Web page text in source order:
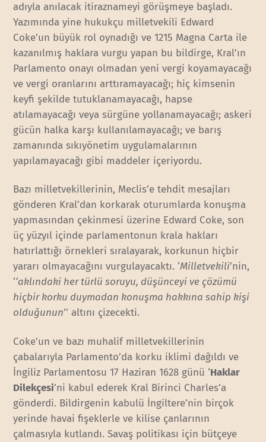
adıyla anılacak itiraznameyi görüşmeye başladı.
Yazımında yine hukukçu milletvekili Edward
Coke’un büyük rol oynadığı ve 1215 Magna Carta ile
kazanılmış haklara vurgu yapan bu bildirge, Kral’ın
Parlamento onayı olmadan yeni vergi koyamayacağı
ve vergi oranlarını arttıramayacağı; hiç kimsenin
keyfi şekilde tutuklanamayacağı, hapse
atılamayacağı veya sürgüne yollanamayacağı; askeri
gücün halka karşı kullanılamayacağı; ve barış
zamanında sıkıyönetim uygulamalarının
yapılamayacağı gibi maddeler içeriyordu.
Bazı milletvekillerinin, Meclis’e tehdit mesajları
gönderen Kral’dan korkarak oturumlarda konuşma
yapmasından çekinmesi üzerine Edward Coke, son
üç yüzyıl içinde parlamentonun krala hakları
hatırlattığı örnekleri sıralayarak, korkunun hiçbir
yararı olmayacağını vurgulayacaktı. ‘Milletvekili’nin,
‘‘aklındaki her türlü soruyu, düşünceyi ve çözümü
hiçbir korku duymadan konuşma hakkına sahip kişi
olduğunun’’ altını çizecekti.
Coke’un ve bazı muhalif milletvekillerinin
çabalarıyla Parlamento’da korku iklimi dağıldı ve
İngiliz Parlamentosu 17 Haziran 1628 günü ‘Haklar
Dilekçesi’ni kabul ederek Kral Birinci Charles’a
gönderdi. Bildirgenin kabulü İngiltere’nin birçok
yerinde havai fişeklerle ve kilise çanlarının
çalmasıyla kutlandı. Savaş politikası için bütçeye